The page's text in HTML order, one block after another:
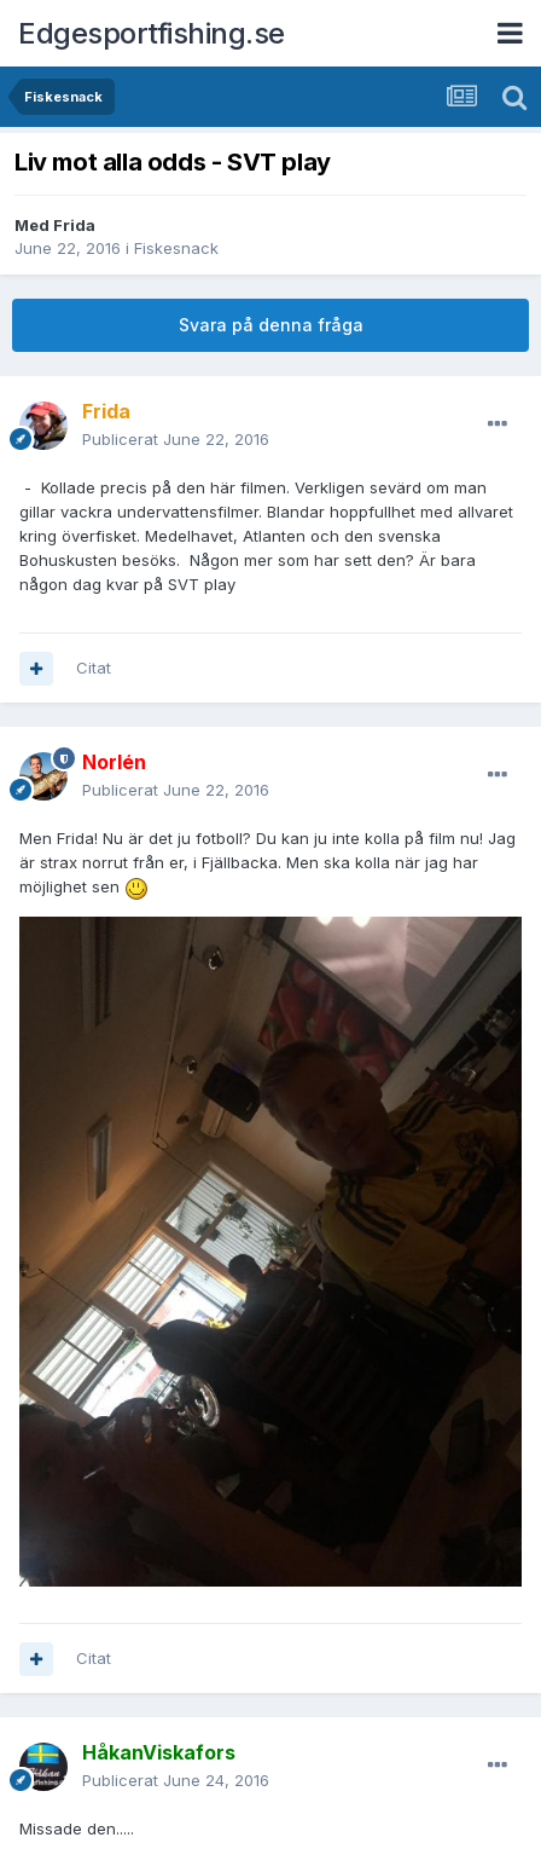
Edgesportfishing.se
Fiskesnack
Liv mot alla odds - SVT play
Med Frida
June 22, 2016 i Fiskesnack
Svara på denna fråga
Frida
Publicerat June 22, 2016
- Kollade precis på den här filmen. Verkligen sevärd om man
gillar vackra undervattensfilmer. Blandar hoppfullhet med allvaret
kring överfisket. Medelhavet, Atlanten och den svenska
Bohuskusten besöks. Någon mer som har sett den? Är bara
någon dag kvar på SVT play
Citat
Norlén
Publicerat June 22, 2016
Men Frida! Nu är det ju fotboll? Du kan ju inte kolla på film nu! Jag
är strax norrut från er, i Fjällbacka. Men ska kolla när jag har
möjlighet sen
Citat
HåkanViskafors
Publicerat June 24, 2016
Missade den.....